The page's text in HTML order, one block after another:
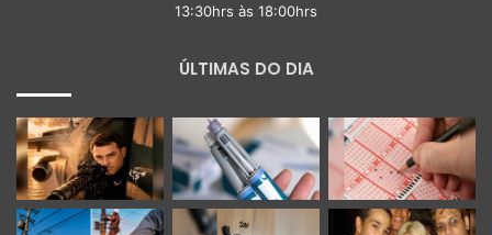
13:30hrs às 18:00hrs
ÚLTIMAS DO DIA